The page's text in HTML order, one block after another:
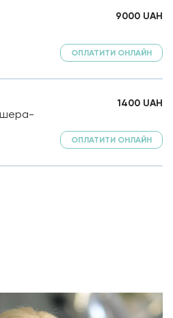
9000 UAH
ОПЛАТИТИ ОНЛАЙН
1400 UAH
ОПЛАТИТИ ОНЛАЙН